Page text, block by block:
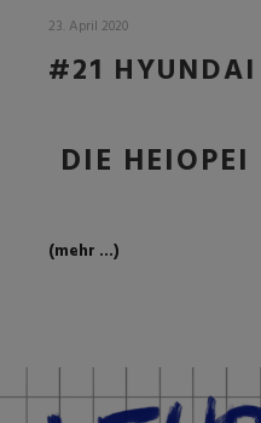
23. April 2020
#21
DIE HEIOPEI
(mehr …)